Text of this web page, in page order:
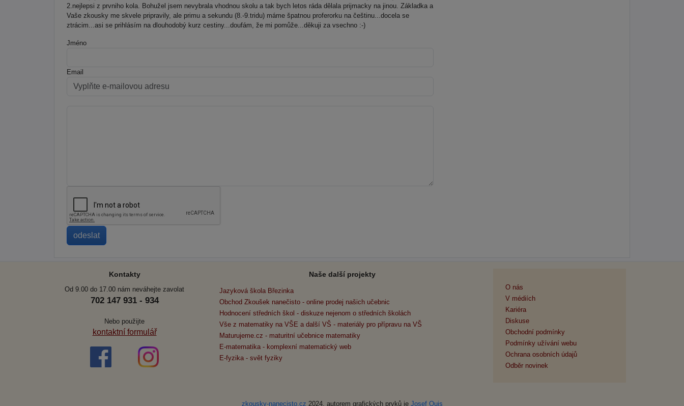
2.nejlepsi z prvniho kola. Bohužel jsem nevybrala vhodnou skolu a tak bych letos ráda dělala prijmacky na jinou. Základka a
Vaše zkousky me skvele pripravily, ale primu a sekundu (8.-9.tridu) máme špatnou proferorku na češtinu...docela se
ztrácim...asi se prihlásím na dlouhodobý kurz cestiny...doufám, že mi pomůže...děkuji za vsechno :-)
Jméno
Email
Kontakty
Od 9.00 do 17.00 nám neváhejte zavolat
702 147 931 - 934
Nebo použijte
kontaktní formulář
Naše další projekty
Jazyková škola Březinka
Obchod Zkoušek nanečisto - online prodej našich učebnic
Hodnocení středních škol - diskuze nejenom o středních školách
Vše z matematiky na VŠE a další VŠ - materiály pro přípravu na VŠ
Maturujeme.cz - maturitní učebnice matematiky
E-matematika - komplexní matematický web
E-fyzika - svět fyziky
O nás
V médiích
Kariéra
Diskuse
Obchodní podmínky
Podmínky užívání webu
Ochrana osobních údajů
Odběr novinek
zkousky-nanecisto.cz 2024, autorem grafických prvků je Josef Quis